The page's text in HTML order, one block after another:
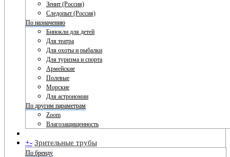
Зенит (Россия)
Следопыт (Россия)
По назначению
Бинокли для детей
Для театра
Для охоты и рыбалки
Для туризма и спорта
Армейские
Полевые
Морские
Для астрономии
По другим параметрам
Zoom
Влагозащищенность
+- Зрительные трубы
По бренду